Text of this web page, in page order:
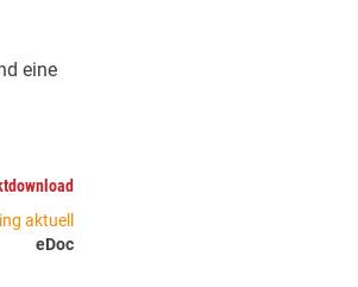
eine
aktuell
eDoc